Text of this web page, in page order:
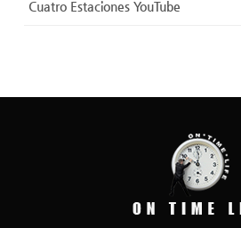
Cuatro Estaciones YouTube